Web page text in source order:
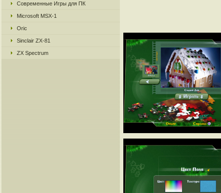
Современные Игры для ПК
Microsoft MSX-1
Oric
Sinclair ZX-81
ZX Spectrum